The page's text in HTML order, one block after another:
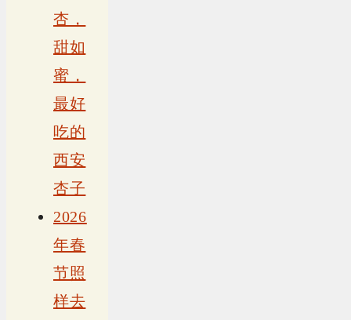
杏，
甜如
蜜，
最好
吃的
西安
杏子
2026
年春
节照
样去